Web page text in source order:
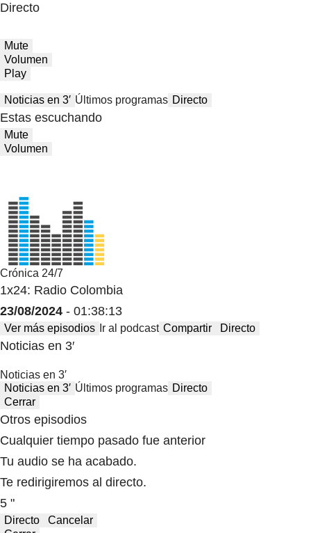
Directo
Mute
Volumen
Play
Noticias en 3′ Últimos programas Directo
Estas escuchando
Mute
Volumen
Crónica 24/7
1x24: Radio Colombia
23/08/2024 - 01:38:13
Ver más episodios Ir al podcast Compartir Directo
Noticias en 3′
Noticias en 3′
Noticias en 3′ Últimos programas Directo
Cerrar
Otros episodios
Cualquier tiempo pasado fue anterior
Tu audio se ha acabado.
Te redirigiremos al directo.
5 "
Directo
Cancelar